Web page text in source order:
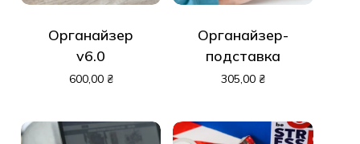
Органайзер
v6.0
600,00 ₴
Органайзер-
подставка
305,00 ₴